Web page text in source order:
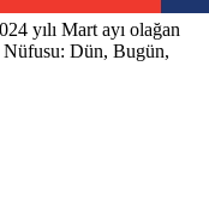
yılı Mart ayı olağan
Nüfusu: Dün, Bugün,